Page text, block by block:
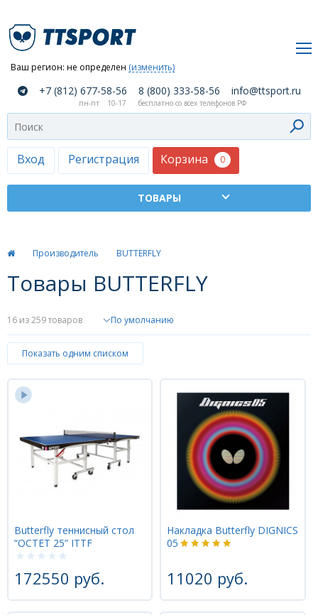
Ваш регион: не определен (изменить)
Вход Регистрация Корзина 0
компании
Как
сделать
заказ
Оплата
доставка
Москва
Дилеры
Контакты
Форум
+7 (812) 677-58-56 8 (800) 333-58-56 info@ttsport.ru
пн-пт 10-17 бесплатно со всех телефонов РФ
Производитель BUTTERFLY
Товары BUTTERFLY
16 из 259 товаров
Показать одним списком
Butterfly теннисный стол
“OCTET 25” ITTF
172550 руб.
Накладка Butterfly DIGNICS
05
11020 руб.